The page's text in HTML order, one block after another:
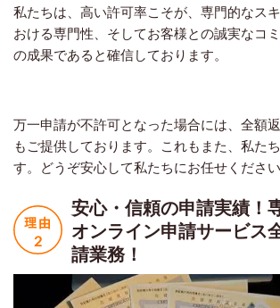
私たちは、高い許可率こそが、専門的なス
おける専門性、そしてお客様との誠実なコ
の成果であると確信しております。
万一申請が不許可となった場合には、全額
もご提供しております。これもまた、私た
す。どうぞ安心して私たちにお任せください
安心・信頼の申請実績！
オンライン申請サービス
請業務！